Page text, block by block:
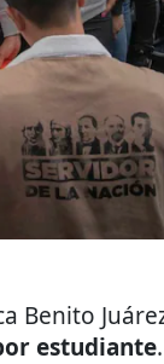
Benito
estudiante.